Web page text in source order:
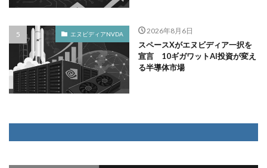
エヌビディアNVDA 2026年8月6日
スペースXがエヌビディア一択を
宣言 10ギガワットAI投資が変え
る半導体市場